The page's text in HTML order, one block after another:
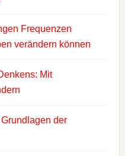
Frequenzen
verändern können
Mit
der